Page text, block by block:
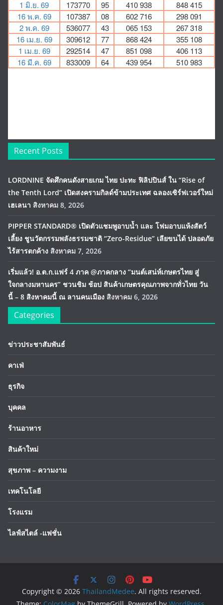
Recent Posts
LORDNINE จัดศึกคนดังสายเกม ไทย ปะทะ ฟิลิปปินส์ ใน “Rise of
the Tenth Lord” เปิดสงครามกิลด์ข้ามประเทศ ฉลองเซิร์ฟเวอร์ใหม่
เฮเลนา สิงหาคม 8, 2026
PIPPER STANDARD® เปิดตัวแชมพูอาบน้ำ และ โฟมอาบแห้งสัตว์
เลี้ยง ชูนวัตกรรมพลังธรรมชาติ “Zero-Residue” เลียขนได้ ปลอดภัย
ไร้สารตกค้าง สิงหาคม 7, 2026
เริ่มแล้ว! อ.ต.ก.แฟร์ 4 ภาค @ภาคกลาง “มนต์เสน่ห์เกษตรไทย สู่
ใจกลางมหานคร” ชวนชิม ช้อป สินค้าเกษตรคุณภาพจากทั่วไทย วัน
นี้ – 8 สิงหาคมนี้ ณ ลานคนเมือง สิงหาคม 6, 2026
Categories
ข่าวประชาสัมพันธ์
คาเฟ่
ธุรกิจ
บุคคล
ร้านอาหาร
สินค้าใหม่
สุขภาพ – ความงาม
เทคโนโลยี
โรงแรม
ไลฟ์สไตล์ -แฟชั่น
Copyright © 2026 ThailandMedee. All rights reserved.